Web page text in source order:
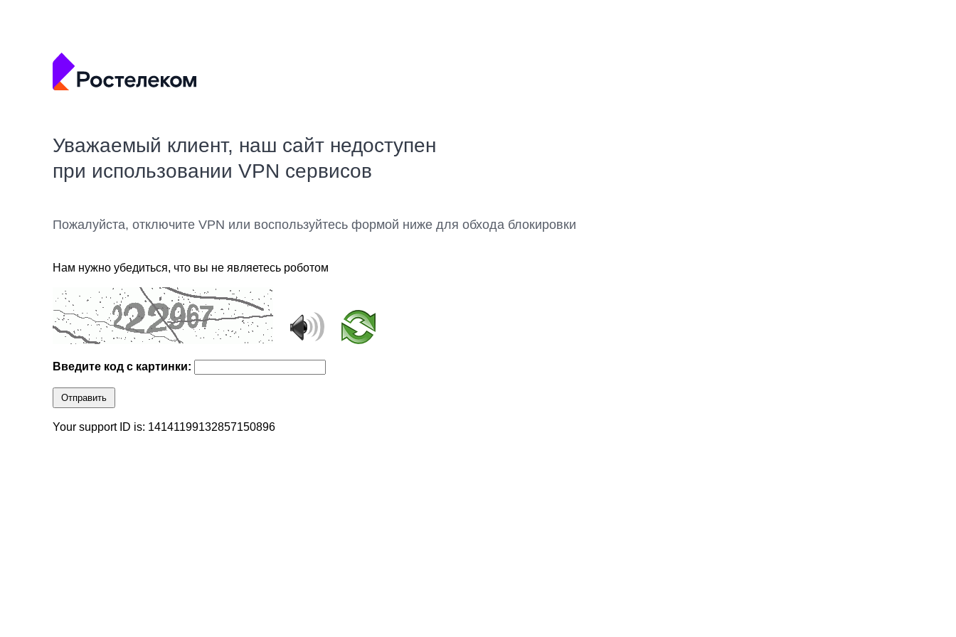
Уважаемый клиент, наш сайт недоступен
при использовании VPN сервисов
Пожалуйста, отключите VPN или воспользуйтесь формой ниже для обхода блокировки
Нам нужно убедиться, что вы не являетесь роботом
Введите код с картинки:
Отправить
Your support ID is: 14141199132857150896